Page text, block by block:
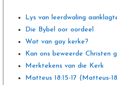
Lys van leerdwaling
Die Bybel oor oordeel
Wat van gay kerke?
Kan ons beweerde Christen
Merktekens van die Kerk
Matteus 18:15-17 (Matteus-